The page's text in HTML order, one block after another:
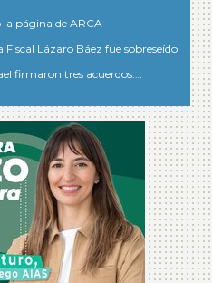
la página de ARCA
Fiscal Lázaro Báez fue sobreseído
firmaron tres acuerdos:…